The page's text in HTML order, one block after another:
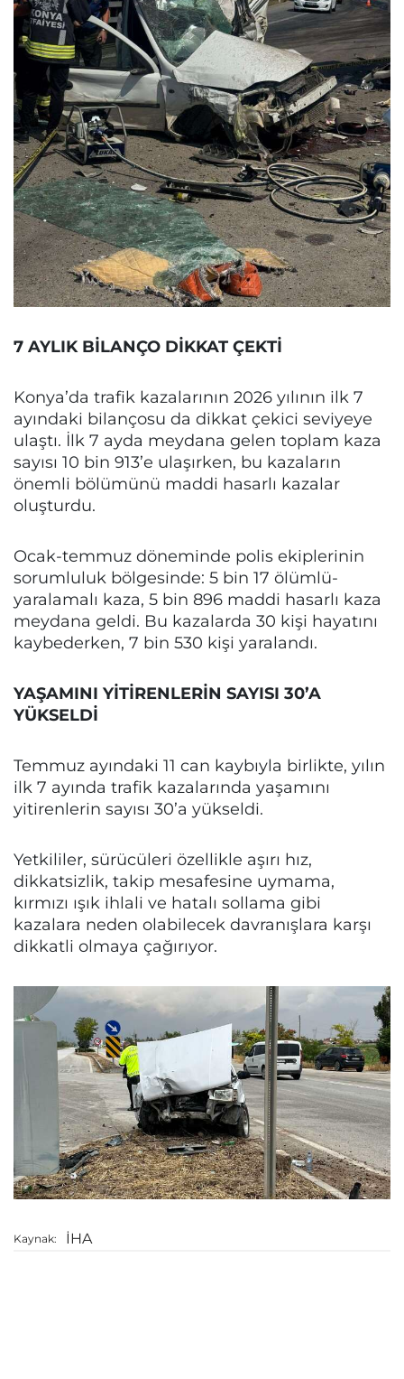
7 AYLIK BİLANÇO DİKKAT ÇEKTİ
Konya’da trafik kazalarının 2026 yılının ilk 7
ayındaki bilançosu da dikkat çekici seviyeye
ulaştı. İlk 7 ayda meydana gelen toplam kaza
sayısı 10 bin 913’e ulaşırken, bu kazaların
önemli bölümünü maddi hasarlı kazalar
oluşturdu.
Ocak-temmuz döneminde polis ekiplerinin
sorumluluk bölgesinde: 5 bin 17 ölümlü-
yaralamalı kaza, 5 bin 896 maddi hasarlı kaza
meydana geldi. Bu kazalarda 30 kişi hayatını
kaybederken, 7 bin 530 kişi yaralandı.
YAŞAMINI YİTİRENLERİN SAYISI 30’A
YÜKSELDİ
Temmuz ayındaki 11 can kaybıyla birlikte, yılın
ilk 7 ayında trafik kazalarında yaşamını
yitirenlerin sayısı 30’a yükseldi.
Yetkililer, sürücüleri özellikle aşırı hız,
dikkatsizlik, takip mesafesine uymama,
kırmızı ışık ihlali ve hatalı sollama gibi
kazalara neden olabilecek davranışlara karşı
dikkatli olmaya çağırıyor.
Kaynak: İHA